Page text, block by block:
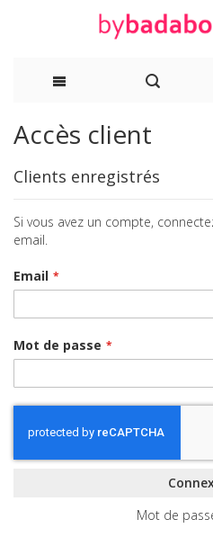
Accès client
Clients enregistrés
Si vous avez un compte,
email.
Email
Mot de passe
Mot de